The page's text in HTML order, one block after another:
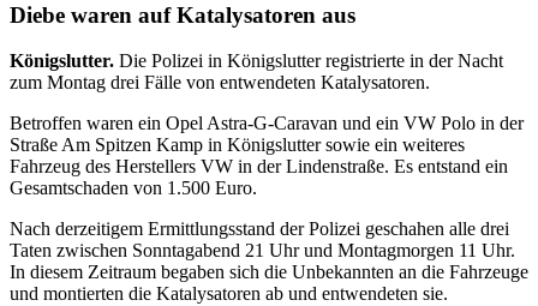
Diebe waren auf Katalysatoren aus
Königslutter. Die Polizei in Königslutter registrierte in der Nacht
zum Montag drei Fälle von entwendeten Katalysatoren.
Betroffen waren ein Opel Astra-G-Caravan und ein VW Polo in der
Straße Am Spitzen Kamp in Königslutter sowie ein weiteres
Fahrzeug des Herstellers VW in der Lindenstraße. Es entstand ein
Gesamtschaden von 1.500 Euro.
Nach derzeitigem Ermittlungsstand der Polizei geschahen alle drei
Taten zwischen Sonntagabend 21 Uhr und Montagmorgen 11 Uhr.
In diesem Zeitraum begaben sich die Unbekannten an die Fahrzeuge
und montierten die Katalysatoren ab und entwendeten sie.